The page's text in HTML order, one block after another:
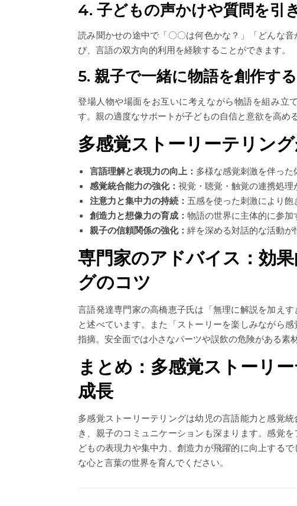
4. 子どもの声かけや質問を引
読み聞かせの途中で「〇〇は何色かな？」「どんな
び、言語の双方向的利用を経験することができます。
5. 親子で一緒に物語を創作す
登場人物や場面をお互いに考えながら物語を組み立
す。親の適度なサポートが子どもの自信と意欲を高め
多感覚ストーリーテリン
言語理解と表現力の向上： 多様な感覚刺激を伴った
感覚統合能力の強化： 視覚・聴覚・触覚の連携処理
注意力と集中力の持続： 五感を使った刺激により飽
創造力と想像力の育成： 物語の世界に主体的に参加
親子の信頼関係の強化： 絆を深める対話的な活動が
専門家のアドバイス：効
グのコツ
言語発達専門家の高橋恵子氏は「無理に解説を加え
と述べています。また「ストーリーを楽しみながら
指摘。安全面では小さなパーツや誤飲の危険がある素
まとめ：多感覚ストーリ
成長
多感覚ストーリーテリングは幼児の言語能力と感覚
き、親子のコミュニケーションも深まります。感覚
どもの表現力や集中力、創造力が飛躍的に向上する
な心と言葉の世界を育んでください。